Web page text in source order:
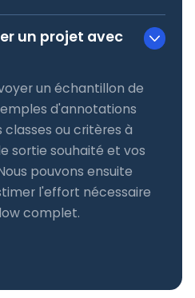
un projet avec
un échantillon de
d'annotations
ou critères à
sortie souhaité et vos
pouvons ensuite
l'effort nécessaire
complet.